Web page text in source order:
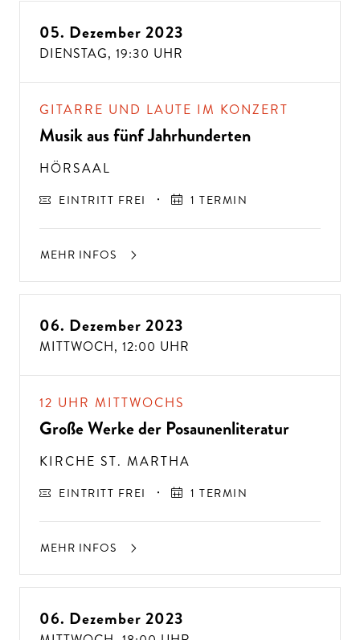
ALTE MUSIK BIS ZEITGENÖSSISCH
LIEBEN SIE DIE OPER?
05. Dezember 2023
DIENSTAG, 19:30 UHR
GITARRE UND LAUTE IM KONZERT
Musik aus fünf Jahrhunderten
HÖRSAAL
EINTRITT FREI 1 TERMIN
MEHR INFOS
06. Dezember 2023
MITTWOCH, 12:00 UHR
12 UHR MITTWOCHS
Große Werke der Posaunenliteratur
KIRCHE ST. MARTHA
EINTRITT FREI 1 TERMIN
MEHR INFOS
06. Dezember 2023